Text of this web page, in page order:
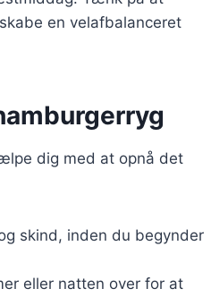
en velafbalanceret
dig med at opnå det
skind, inden du begynder
eller natten over for at